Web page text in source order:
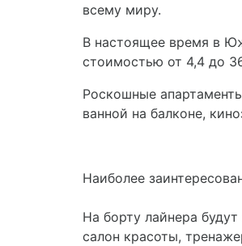
всему миру.
В настоящее время в
стоимостью от 4,4 до
Роскошные
ванной на балконе,
Наиболее
На борту лайнера
салон красоты,